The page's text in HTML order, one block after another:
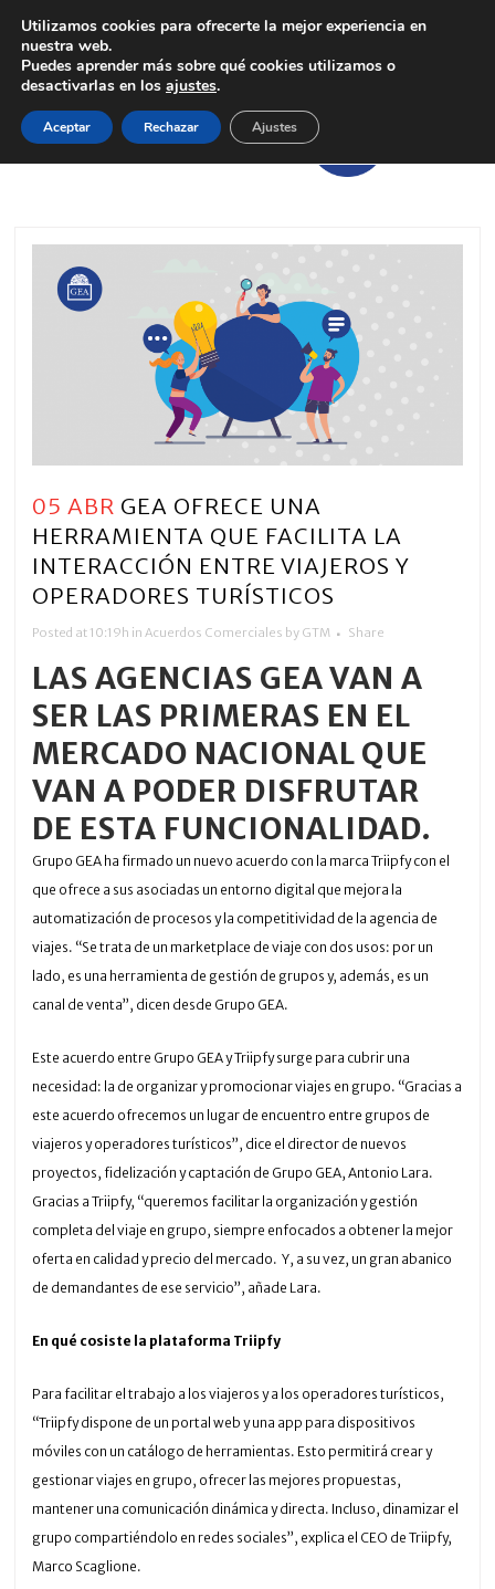
05 ABR GEA OFRECE UNA
HERRAMIENTA QUE FACILITA LA
INTERACCIÓN ENTRE VIAJEROS Y
OPERADORES TURÍSTICOS
Posted at 10:19h inAcuerdos Comerciales by GTM Share
LAS AGENCIAS GEA VAN A
SER LAS PRIMERAS EN EL
MERCADO NACIONAL QUE
VAN A PODER DISFRUTAR
DE ESTA FUNCIONALIDAD.
Grupo GEA ha firmado un nuevo acuerdo con la marca Triipfy con el
que ofrece a sus asociadas un entorno digital que mejora la
automatización de procesos y la competitividad de la agencia de
viajes. “Se trata de un marketplace de viaje con dos usos: por un
lado, es una herramienta de gestión de grupos y, además, es un
canal de venta”, dicen desde Grupo GEA.
Este acuerdo entre Grupo GEA y Triipfy surge para cubrir una
necesidad: la de organizar y promocionar viajes en grupo. “Gracias a
este acuerdo ofrecemos un lugar de encuentro entre grupos de
viajeros y operadores turísticos”, dice el director de nuevos
proyectos, fidelización y captación de Grupo GEA, Antonio Lara.
Gracias a Triipfy, “queremos facilitar la organización y gestión
completa del viaje en grupo, siempre enfocados a obtener la mejor
oferta en calidad y precio del mercado. Y, a su vez, un gran abanico
de demandantes de ese servicio”, añade Lara.
En qué cosiste la plataforma Triipfy
Para facilitar el trabajo a los viajeros y a los operadores turísticos,
“Triipfy dispone de un portal web y una app para dispositivos
móviles con un catálogo de herramientas. Esto permitirá crear y
gestionar viajes en grupo, ofrecer las mejores propuestas,
mantener una comunicación dinámica y directa. Incluso, dinamizar el
grupo compartiéndolo en redes sociales”, explica el CEO de Triipfy,
Marco Scaglione.
Utilizamos cookies para ofrecerte la mejor experiencia en
nuestra web.
Puedes aprender más sobre qué cookies utilizamos o
desactivarlas en los ajustes.
Aceptar Rechazar Ajustes